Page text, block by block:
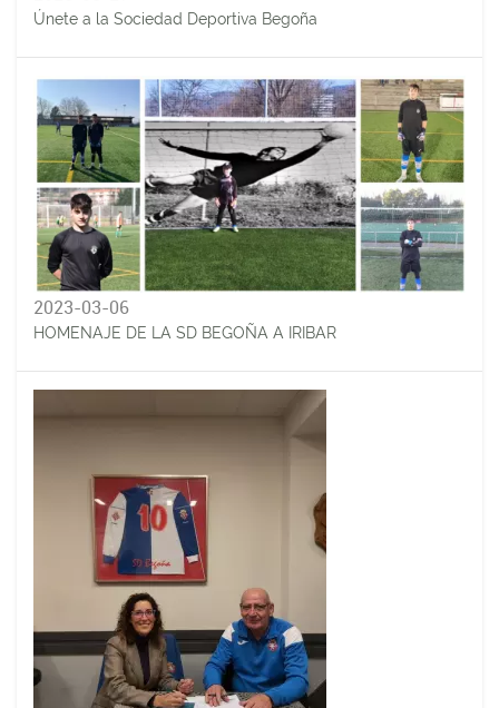
Únete a la Sociedad Deportiva Begoña
2023-03-06
HOMENAJE DE LA SD BEGOÑA A IRIBAR